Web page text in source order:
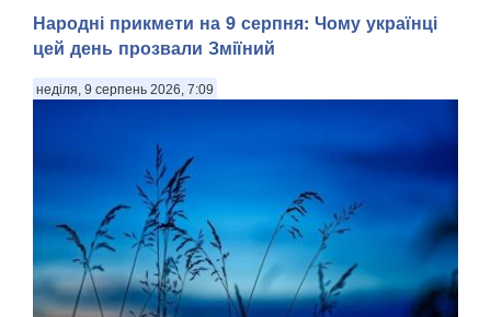
Народні прикмети на 9 серпня: Чому українці
цей день прозвали Зміїний
неділя, 9 серпень 2026, 7:09